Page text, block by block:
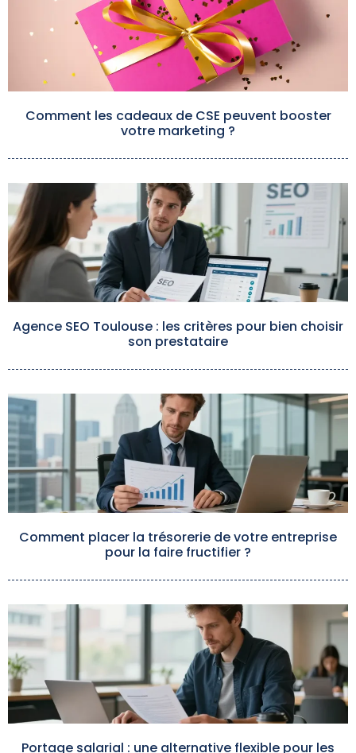
Comment les cadeaux de CSE peuvent booster
votre marketing ?
Agence SEO Toulouse : les critères pour bien choisir
son prestataire
Comment placer la trésorerie de votre entreprise
pour la faire fructifier ?
Portage salarial : une alternative flexible pour les